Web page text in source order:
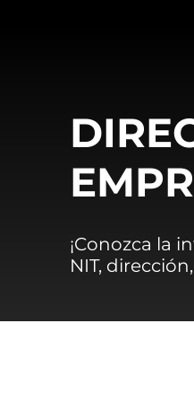
¡Conozca la
NIT,